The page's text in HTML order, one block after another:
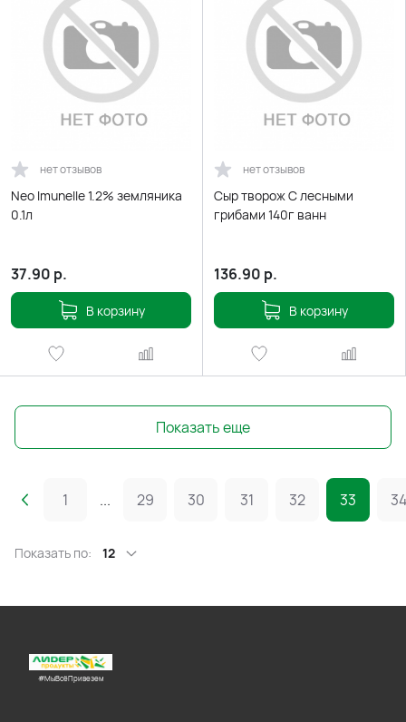
нет отзывов
Neo Imunelle 1.2% земляника
0.1л
37.90 р.
В корзину
нет отзывов
Сыр творож С лесными
грибами 140г ванн
136.90 р.
В корзину
Показать еще
1 ... 29 30 31 32 33 34
Показать по: 12
#МыВсёПривезем